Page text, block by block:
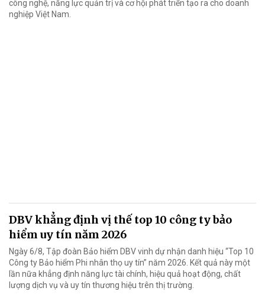
công nghệ, năng lực quản trị và cơ hội phát triển tạo ra cho doanh
nghiệp Việt Nam.
DBV khẳng định vị thế top 10 công ty bảo
hiểm uy tín năm 2026
Ngày 6/8, Tập đoàn Bảo hiểm DBV vinh dự nhận danh hiệu “Top 10
Công ty Bảo hiểm Phi nhân thọ uy tín” năm 2026. Kết quả này một
lần nữa khẳng định năng lực tài chính, hiệu quả hoạt động, chất
lượng dịch vụ và uy tín thương hiệu trên thị trường.